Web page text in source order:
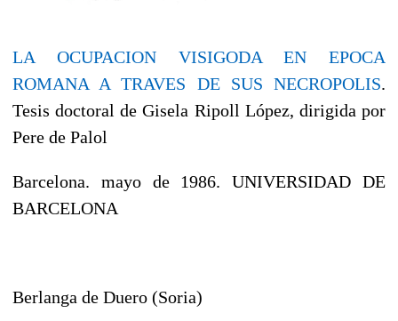
LA OCUPACION VISIGODA EN EPOCA
ROMANA A TRAVES DE SUS NECROPOLIS.
Tesis doctoral de Gisela Ripoll López, dirigida por
Pere de Palol
Barcelona. mayo de 1986. UNIVERSIDAD DE
BARCELONA
Berlanga de Duero (Soria)